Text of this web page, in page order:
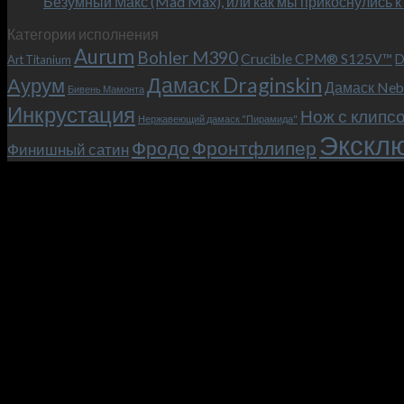
Категории исполнения
Art Titanium Aurum Bohler M390Crucible CPM® S125V™
Аурум Бивень Мамонта Дамаск Draginskin Дамаск
Инкрустация Нержавеющий дамаск "Пирамида" Нож с
Финишный сатин Фродо Фронтфлипер